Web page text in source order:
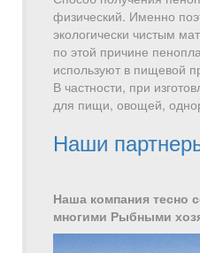
физический. Именно
экологически чистым
по этой причине
используют в пищевой
В частности, при
для пищи, овощей,
Наши
Наша компания тесно
многими Рыбными